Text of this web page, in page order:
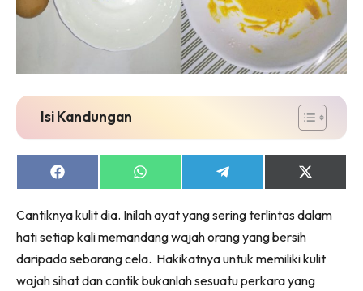
Isi Kandungan
Share
on
Share
on
Share
on
Share
on
(Twitter)
Cantiknya kulit dia. Inilah ayat yang sering terlintas dalam
hati setiap kali memandang wajah orang yang bersih
daripada sebarang cela. Hakikatnya untuk memiliki kulit
wajah sihat dan cantik bukanlah sesuatu perkara yang